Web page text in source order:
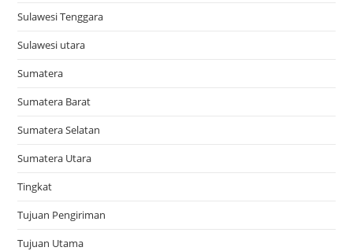
Sulawesi Tenggara
Sulawesi utara
Sumatera
Sumatera Barat
Sumatera Selatan
Sumatera Utara
Tingkat
Tujuan Pengiriman
Tujuan Utama